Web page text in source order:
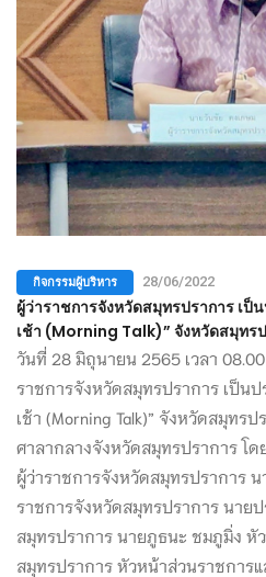
กิจกรรมผู้บริหาร 28/06/2022
ผู้ว่าราชการจังหวัดสมุทรปราการ เป็
เช้า (Morning Talk)” จังหวัดสมุทร
วันที่ 28 มิถุนายน 2565 เวลา
ราชการจังหวัดสมุทรปราการ เป็นป
เช้า (Morning Talk)” จังหวัดสมุทร
ศาลากลางจังหวัดสมุทรปราการ โ
ผู้ว่าราชการจังหวัดสมุทรปราการ น
ราชการจังหวัดสมุทรปราการ นา
สมุทรปราการ นายภูธนะ ชมภูมิ่ง หั
สมุทรปราการ หัวหน้าส่วนราชการแ